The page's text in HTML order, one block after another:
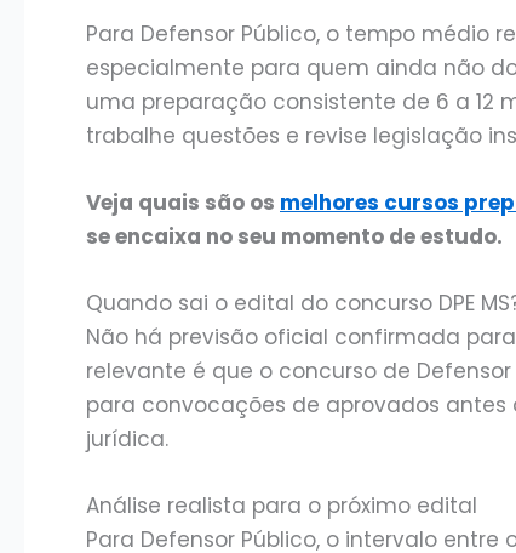
Para Defensor Público, o tempo médio
especialmente para quem ainda não
uma preparação consistente de 6 a 12
trabalhe questões e revise legislação
Veja quais são os melhores cursos
se encaixa no seu momento de estudo.
Quando sai o edital do concurso DPE
Não há previsão oficial confirmada
relevante é que o concurso de
para convocações de aprovados
jurídica.
Análise realista para o próximo edital
Para Defensor Público, o intervalo entre